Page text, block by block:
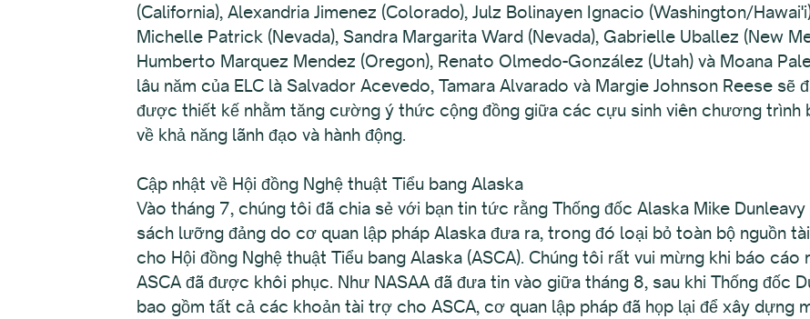
(California), Alexandria Jimenez (Colorado), Julz Bolinayen Ignacio (Washington/
Michelle Patrick (Nevada), Sandra Margarita Ward (Nevada), Gabrielle Uballez (New
Humberto Marquez Mendez (Oregon), Renato Olmedo-González (Utah) và Moana
lâu năm của ELC là Salvador Acevedo, Tamara Alvarado và Margie Johnson Reese sẽ
được thiết kế nhằm tăng cường ý thức cộng đồng giữa các cựu sinh viên chương trình
về khả năng lãnh đạo và hành động.
Cập nhật về Hội đồng Nghệ thuật Tiểu bang Alaska
Vào tháng 7, chúng tôi đã chia sẻ với bạn tin tức rằng Thống đốc Alaska Mike
sách lưỡng đảng do cơ quan lập pháp Alaska đưa ra, trong đó loại bỏ toàn bộ nguồn
cho Hội đồng Nghệ thuật Tiểu bang Alaska (ASCA). Chúng tôi rất vui mừng khi báo
ASCA đã được khôi phục. Như NASAA đã đưa tin vào giữa tháng 8, sau khi Thống đốc
bao gồm tất cả các khoản tài trợ cho ASCA, cơ quan lập pháp đã họp lại để xây dựng